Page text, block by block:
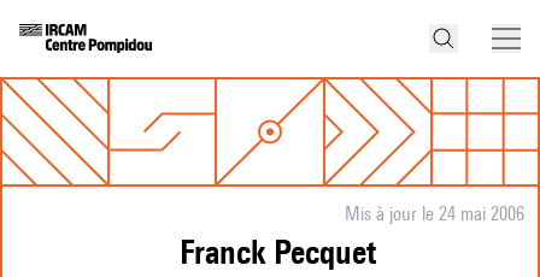
Mis à jour le 24 mai 2006
Franck Pecquet